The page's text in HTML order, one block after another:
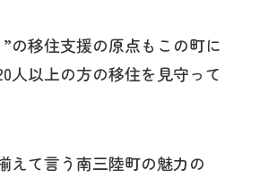
の移住支援の原点もこの町に
人以上の方の移住を見守って
えて言う南三陸町の魅力の